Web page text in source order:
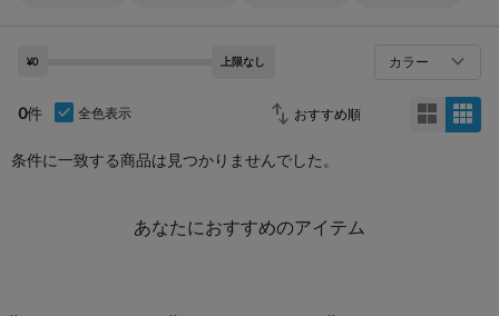
¥0 上限なし カラー
0件 全色表示
条件に一致する商品は見つかりませんでした。
あなたにおすすめのアイテム